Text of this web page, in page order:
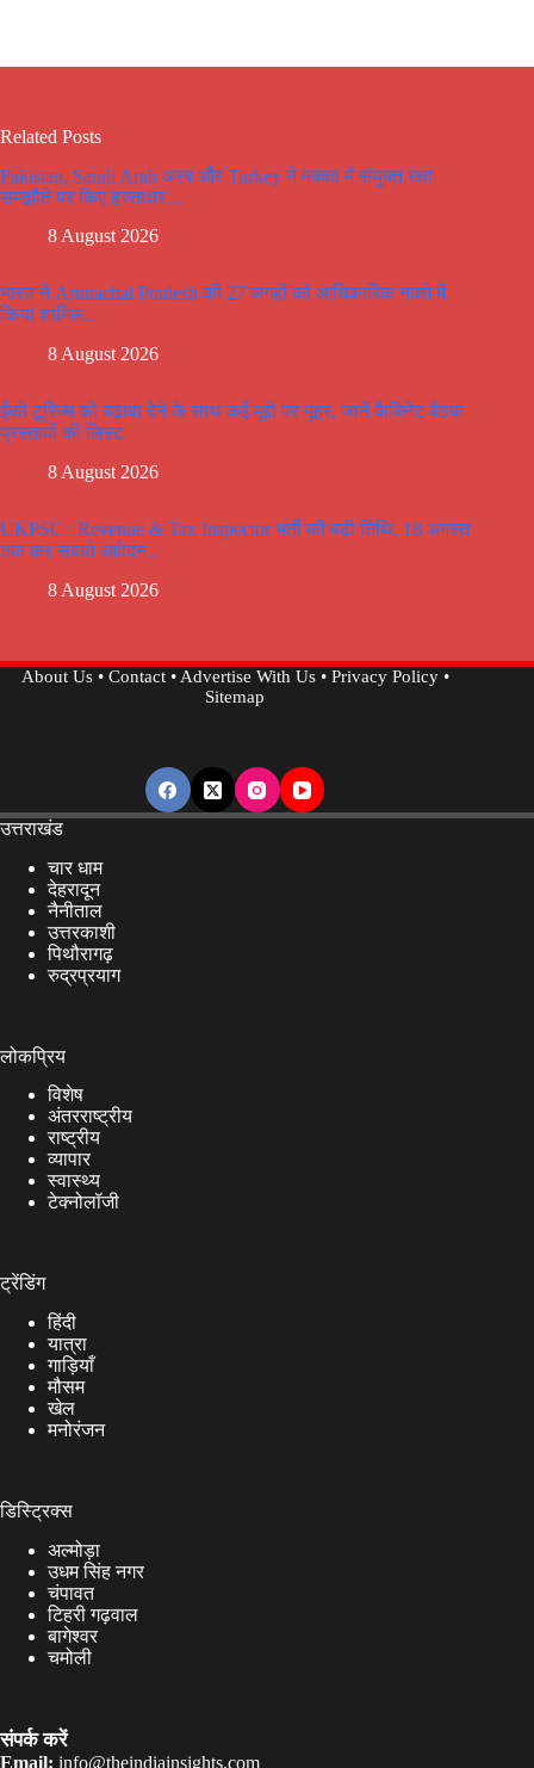
Related Posts
Pakistan, Saudi Arab अरब और Turkey ने मक्का में संयुक्त रक्षा
समझौते पर किए हस्ताक्षर…
8 August 2026
भारत ने Arunachal Pradesh की 27 जगहों को आधिकारिक नक्शे में
किया शामिल..
8 August 2026
ईको टूरिज्म को बढ़ावा देने के साथ कई मूद्दो पर मूहर, जानें कैबिनेट बैठक
प्रस्तावों की लिस्ट
8 August 2026
UKPSC : Revenue & Tax Inspector भर्ती की बढ़ी तिथि, 18 अगस्त
तक कर सकते आवेदन..
8 August 2026
About Us• Contact•Advertise With Us• Privacy Policy•
Sitemap
उत्तराखंड
चार धाम
देहरादून
नैनीताल
उत्तरकाशी
पिथौरागढ़
रुद्रप्रयाग
लोकप्रिय
विशेष
अंतरराष्ट्रीय
राष्ट्रीय
व्यापार
स्वास्थ्य
टेक्नोलॉजी
ट्रेंडिंग
हिंदी
यात्रा
गाड़ियाँ
मौसम
खेल
मनोरंजन
डिस्ट्रिक्स
अल्मोड़ा
उधम सिंह नगर
चंपावत
टिहरी गढ़वाल
बागेश्वर
चमोली
संपर्क करें
Email: info@theindiainsights.com